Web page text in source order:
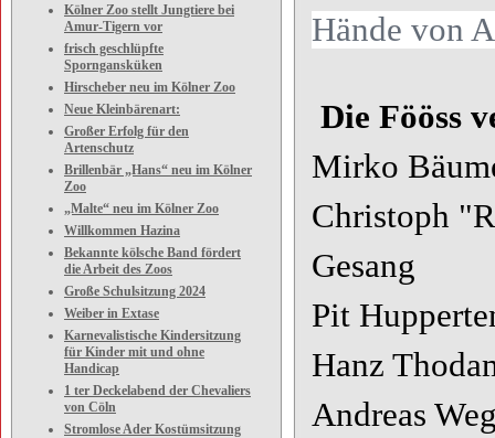
Kölner Zoo stellt Jungtiere bei
Amur-Tigern vor
frisch geschlüpfte
Sporngansküken
Hirscheber neu im Kölner Zoo
Neue Kleinbärenart:
Großer Erfolg für den
Artenschutz
Brillenbär „Hans“ neu im Kölner
Zoo
„Malte“ neu im Kölner Zoo
Willkommen Hazina
Bekannte kölsche Band fördert
die Arbeit des Zoos
Große Schulsitzung 2024
Weiber in Extase
Karnevalistische Kindersitzung
für Kinder mit und ohne
Handicap
1 ter Deckelabend der Chevaliers
von Cöln
Stromlose Ader Kostümsitzung
Hände von
Die Fööss
Mirko
Christoph
Gesang
Pit
Hanz
Andreas